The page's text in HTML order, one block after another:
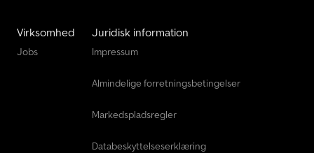
Virksomhed
Jobs
Juridisk information
Impressum
Almindelige forretningsbetingelser
Markedspladsregler
Databeskyttelseserklæring